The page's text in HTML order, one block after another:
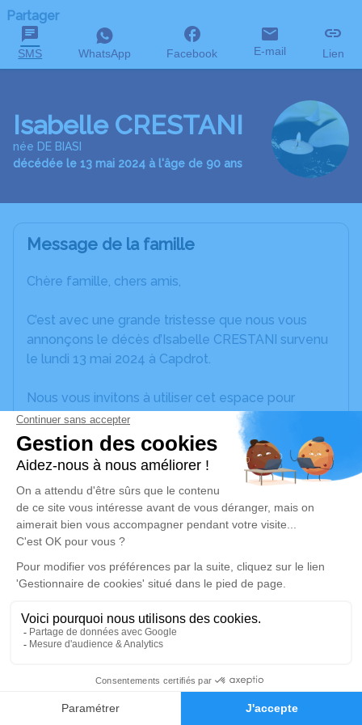
Faire-part Hommages
Partager
SMS WhatsApp Facebook E-mail Lien
Isabelle CRESTANI
née DE BIASI
décédée le 13 mai 2024 à l'âge de 90 ans
Message de la famille
Chère famille, chers amis,
C’est avec une grande tristesse que nous vous
annonçons le décès d’Isabelle CRESTANI survenu
le lundi 13 mai 2024 à Capdrot.
Nous vous invitons à utiliser cet espace pour
laisser vos condoléances, partager des photos
souvenirs, une anecdote ou exprimer vos pensées
à travers des poèmes ou des textes. Cet endroit
est un lieu d'expression dédié à honorer la
mémoire d’Isabelle CRESTANI.
Cérémonie religieuse
jeudi 16 mai 2024 à 15h30
Eglise de Saint-Aubin
47150 Saint-Aubin